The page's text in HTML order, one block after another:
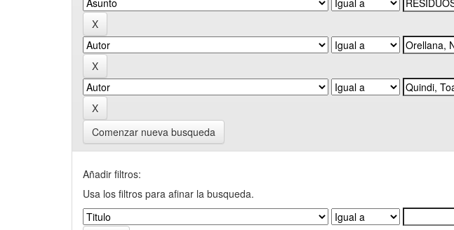
Comenzar nueva busqueda
Añadir filtros:
Usa los filtros para afinar la busqueda.